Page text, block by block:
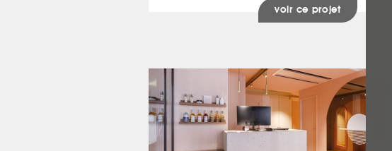
voir ce projet